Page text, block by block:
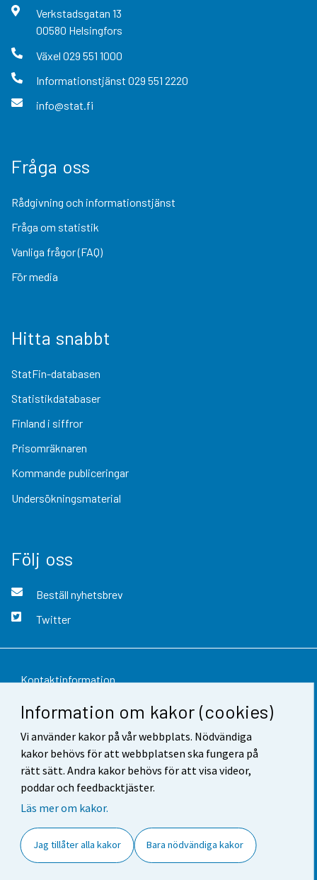
Information om kakor (cookies)
Vi använder kakor på vår webbplats. Nödvändiga
kakor behövs för att webbplatsen ska fungera på
rätt sätt. Andra kakor behövs för att visa videor,
poddar och feedbacktjäster.
Läs mer om kakor.
Jag tillåter alla kakor Bara nödvändiga kakor
Verkstadsgatan 13
00580 Helsingfors
Växel 029 551 1000
Informationstjänst 029 551 2220
info@stat.fi
Fråga oss
Rådgivning och informationstjänst
Fråga om statistik
Vanliga frågor (FAQ)
För media
Hitta snabbt
StatFin-databasen
Statistikdatabaser
Finland i siffror
Prisomräknaren
Kommande publiceringar
Undersökningsmaterial
Följ oss
Beställ nyhetsbrev
Twitter
Kontaktinformation
Respons
Användarvillkor
Dataskydd
Tillgänglighet
Cookie-inställningar